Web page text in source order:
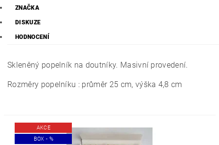
ZNAČKA
DISKUZE
HODNOCENÍ
Skleněný popelník na doutníky. Masivní provedení.
Rozměry popelníku : průměr 25 cm, výška 4,8 cm
AKCE
BOX - %